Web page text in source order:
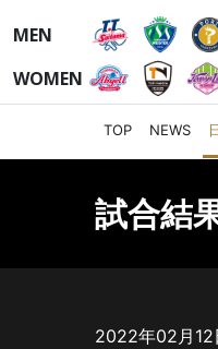
MEN
WOMEN
TOP NEWS
試合結
2022年02月12